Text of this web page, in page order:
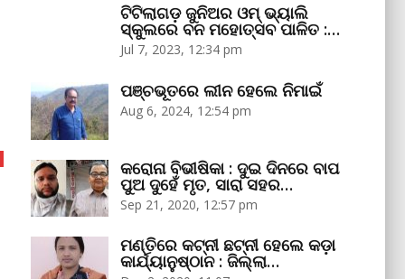
ଟିଟିଲାଗଡ଼ ଜୁନିଅର ଓମ୍‌ ଭ୍ୟାଲି
ସ୍କୁଲରେ ବନ ମହୋତ୍ସବ ପାଳିତ :…
Jul 7, 2023, 12:34 pm
ପଞ୍ଚଭୂତରେ ଲୀନ ହେଲେ ନିମାଇଁ
Aug 6, 2024, 12:54 pm
କରୋନା ବିଭୀଷିକା : ଦୁଇ ଦିନରେ ବାପ
ପୁଅ ଦୁହେଁ ମୃତ, ସାରା ସହର…
Sep 21, 2020, 12:57 pm
ମଣ୍ତିରେ କଟ୍‌ନୀ ଛଟ୍‌ନୀ ହେଲେ କଡ଼ା
କାର୍ଯ୍ୟାନୁଷ୍ଠାନ : ଜିଲ୍ଲା…